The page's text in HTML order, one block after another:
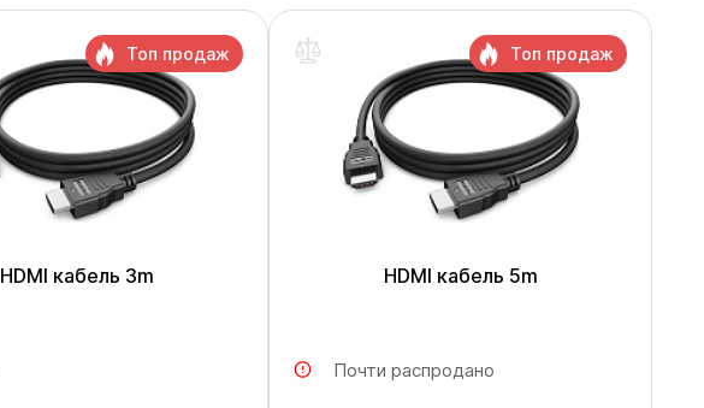
HDMI кабель 3m
Топ продаж
HDMI кабель 5m
Почти распродано
Топ продаж